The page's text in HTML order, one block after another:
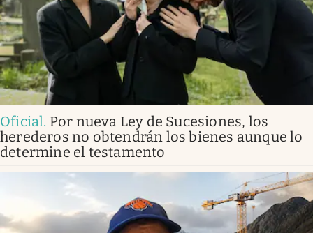
Oficial. Por nueva Ley de Sucesiones, los
herederos no obtendrán los bienes aunque lo
determine el testamento